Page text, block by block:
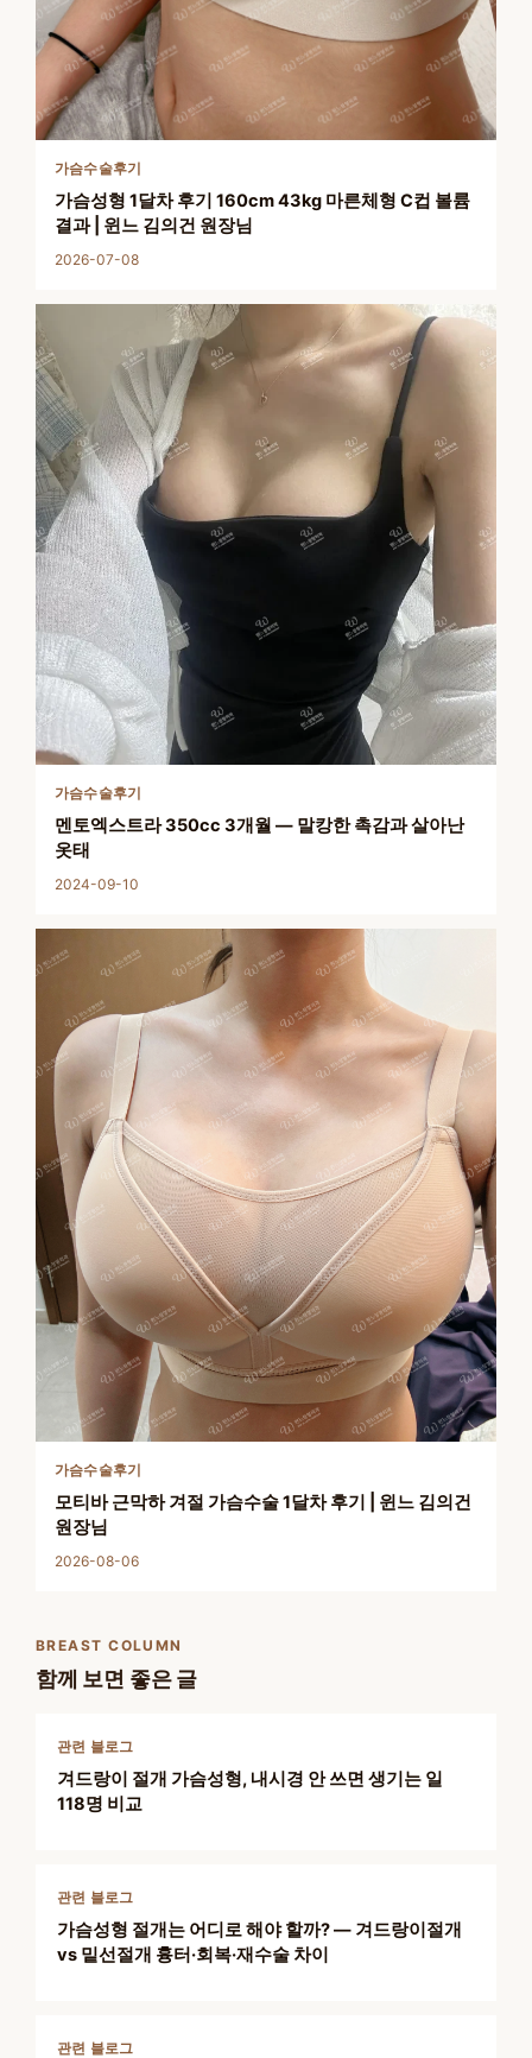
가슴수술후기
가슴성형 1달차 후기 160cm 43kg 마른체형 C컵 볼륨
결과 | 윈느 김의건 원장님
2026-07-08
가슴수술후기
멘토엑스트라 350cc 3개월 — 말캉한 촉감과 살아난
옷태
2024-09-10
가슴수술후기
모티바 근막하 겨절 가슴수술 1달차 후기 | 윈느 김의건
원장님
2026-08-06
BREAST COLUMN
함께 보면 좋은 글
관련 블로그
겨드랑이 절개 가슴성형, 내시경 안 쓰면 생기는 일
118명 비교
관련 블로그
가슴성형 절개는 어디로 해야 할까? — 겨드랑이절개
vs 밑선절개 흉터·회복·재수술 차이
관련 블로그